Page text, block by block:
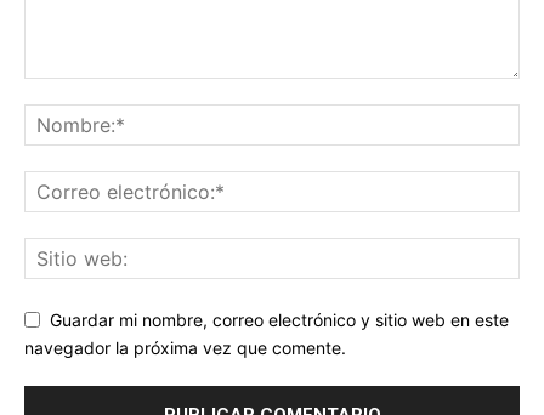
Guardar mi nombre, correo electrónico y sitio web en este
navegador la próxima vez que comente.